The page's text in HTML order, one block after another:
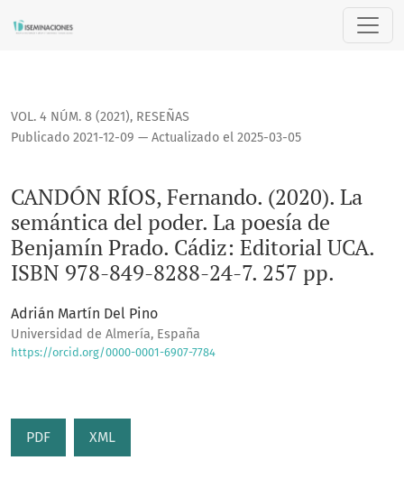
CANDÓN RÍOS, Fernando. (2020). La semántica del poder.
VOL. 4 NÚM. 8 (2021), RESEÑAS
CANDÓN RÍOS, Fernando. (2020). La
semántica del poder. La poesía de
Benjamín Prado. Cádiz: Editorial UCA.
ISBN 978-849-8288-24-7. 257 pp.
Publicado 2021-12-09 — Actualizado el 2025-03-05
Adrián Martín Del Pino
Universidad de Almería, España
https://orcid.org/0000-0001-6907-7784
PDF XML